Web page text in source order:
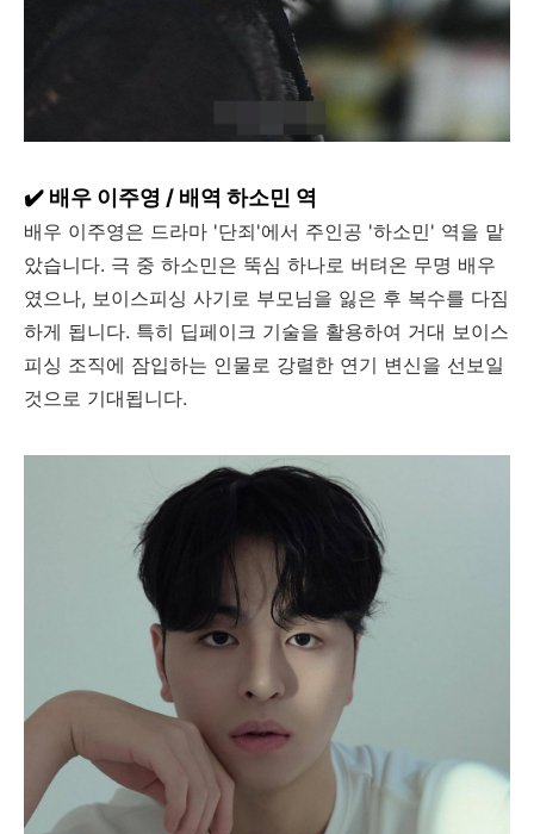
✔️ 배우 이주영 / 배역 하소민 역
배우 이주영은 드라마 '단죄'에서 주인공 '하소민' 역을 맡
았습니다. 극 중 하소민은 뚝심 하나로 버텨온 무명 배우
였으나, 보이스피싱 사기로 부모님을 잃은 후 복수를 다짐
하게 됩니다. 특히 딥페이크 기술을 활용하여 거대 보이스
피싱 조직에 잠입하는 인물로 강렬한 연기 변신을 선보일
것으로 기대됩니다.